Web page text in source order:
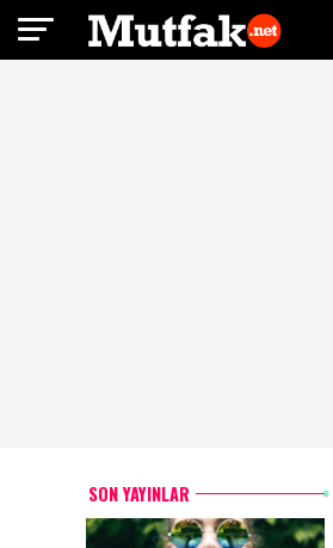
SON YAYINLAR